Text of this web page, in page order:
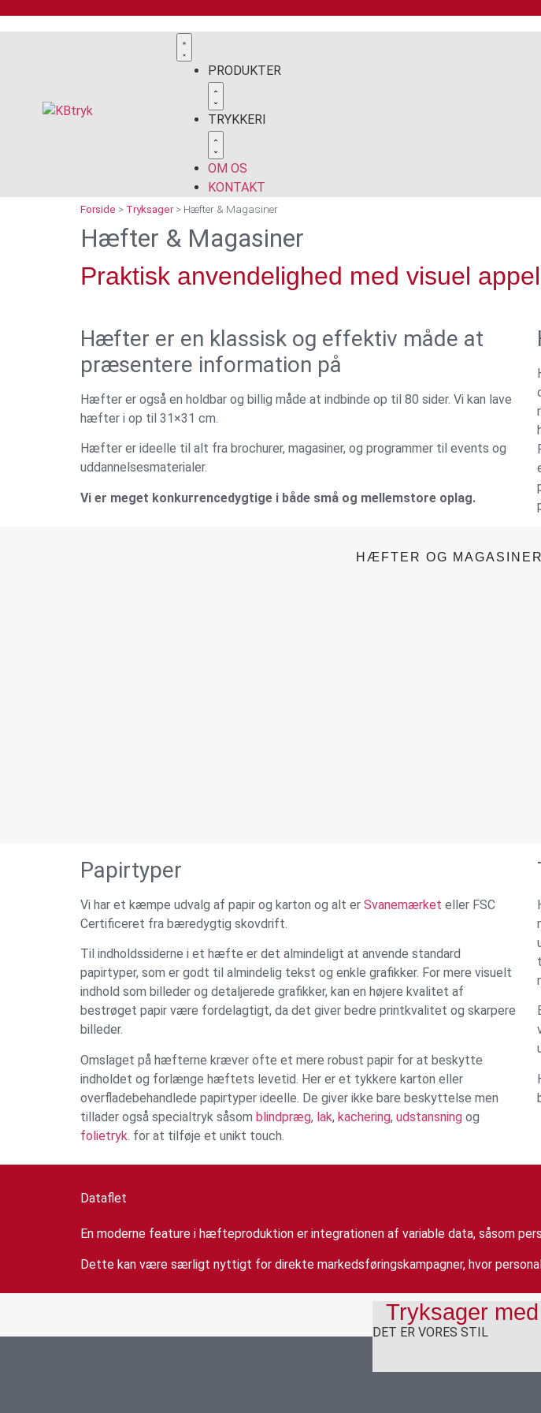
PRODUKTER
TRYKKERI
OM OS
KONTAKT
Forside > Tryksager> Hæfter & Magasiner
Hæfter & Magasiner
Praktisk anvendelighed med visuel appel
Hæfter er en klassisk og effektiv måde at
præsentere information på
Hæfter er også en holdbar og billig måde at indbinde op til 80 sider. Vi kan lave
hæfter i op til 31×31 cm.
Hæfter er ideelle til alt fra brochurer, magasiner, og programmer til events og
uddannelsesmaterialer.
Vi er meget konkurrencedygtige i både små og mellemstore oplag.
HÆFTER OG
Papirtyper
Vi har et kæmpe udvalg af papir og karton og alt er Svanemærket eller FSC
Certificeret fra bæredygtig skovdrift.
Til indholdssiderne i et hæfte er det almindeligt at anvende standard
papirtyper, som er godt til almindelig tekst og enkle grafikker. For mere visuelt
indhold som billeder og detaljerede grafikker, kan en højere kvalitet af
bestrøget papir være fordelagtigt, da det giver bedre printkvalitet og skarpere
billeder.
Omslaget på hæfterne kræver ofte et mere robust papir for at beskytte
indholdet og forlænge hæftets levetid. Her er et tykkere karton eller
overfladebehandlede papirtyper ideelle. De giver ikke bare beskyttelse men
tillader også specialtryk såsom blindpræg, lak, kachering, udstansning og
folietryk . for at tilføje et unikt touch.
Dataflet
En moderne feature i hæfteproduktion er integrationen af variable data, såsom
Dette kan være særligt nyttigt for direkte markedsføringskampagner, hvor
Tryksager med
DET ER VORES STIL